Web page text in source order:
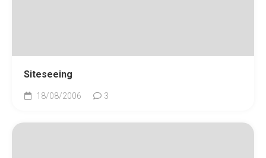
Siteseeing
18/08/2006 3